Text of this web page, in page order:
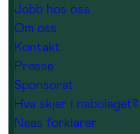
Jobb hos oss
Om oss
Kontakt
Presse
Sponsorat
Hva skjer i nabolaget?
Neas forklarer